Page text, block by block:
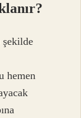
şekilde
hemen